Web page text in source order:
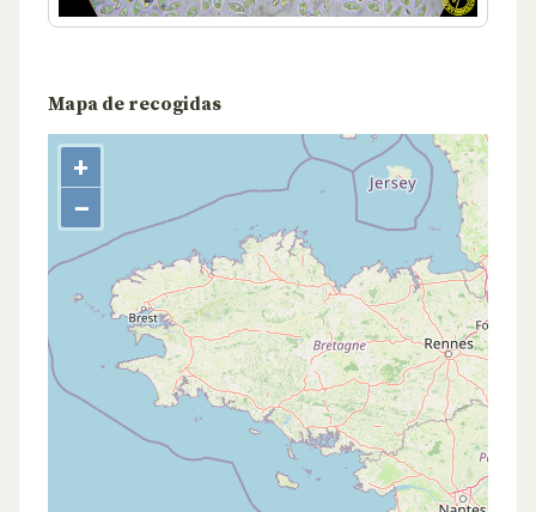
Mapa de recogidas
+
−